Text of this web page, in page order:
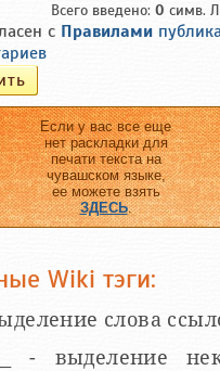
Всего введено: 0 симв.
с Правилами
Если у вас все еще
нет раскладки для
печати текста на
чувашском языке,
ее можете взять
ЗДЕСЬ.
Wiki тэги:
слова
- выделение